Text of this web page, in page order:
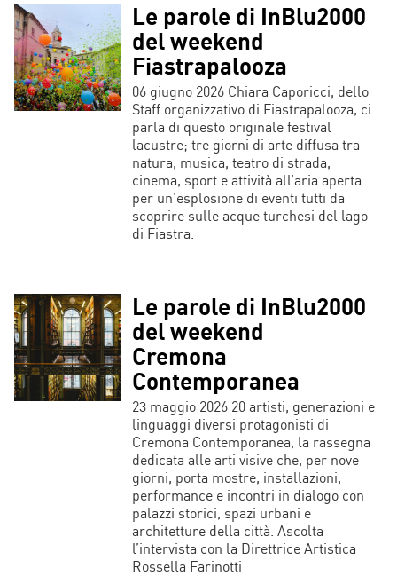
Le parole di InBlu2000
del weekend
Fiastrapalooza
06 giugno 2026 Chiara Caporicci, dello
Staff organizzativo di Fiastrapalooza, ci
parla di questo originale festival
lacustre; tre giorni di arte diffusa tra
natura, musica, teatro di strada,
cinema, sport e attività all’aria aperta
per un’esplosione di eventi tutti da
scoprire sulle acque turchesi del lago
di Fiastra.
Le parole di InBlu2000
del weekend
Cremona
Contemporanea
23 maggio 2026 20 artisti, generazioni e
linguaggi diversi protagonisti di
Cremona Contemporanea, la rassegna
dedicata alle arti visive che, per nove
giorni, porta mostre, installazioni,
performance e incontri in dialogo con
palazzi storici, spazi urbani e
architetture della città. Ascolta
l’intervista con la Direttrice Artistica
Rossella Farinotti